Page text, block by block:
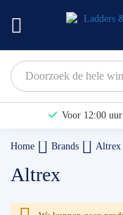
Voor 12:00
Home Brands Altrex
Altrex